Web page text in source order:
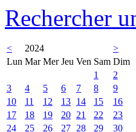
Rechercher
< 2024
>
Lun Mar Mer Jeu Ven Sam Dim
1
2
3
4 5 6 7 8
9
10
11 12 13 14 15
16
17
18 19 20 21 22
23
24
25 26 27 28 29 30